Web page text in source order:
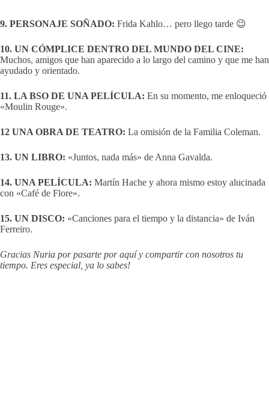
9. PERSONAJE SOÑADO: Frida Kahlo… pero llego tarde 😉
10. UN CÓMPLICE DENTRO DEL MUNDO DEL CINE:
Muchos, amigos que han aparecido a lo largo del camino y que me han
ayudado y orientado.
11. LA BSO DE UNA PELÍCULA: En su momento, me enloqueció
«Moulin Rouge».
12 UNA OBRA DE TEATRO: La omisión de la Familia Coleman.
13. UN LIBRO: «Juntos, nada más» de Anna Gavalda.
14. UNA PELÍCULA: Martín Hache y ahora mismo estoy alucinada
con «Café de Flore».
15. UN DISCO: «Canciones para el tiempo y la distancia» de Iván
Ferreiro.
Gracias Nuria por pasarte por aquí y compartir con nosotros tu
tiempo. Eres especial, ya lo sabes!